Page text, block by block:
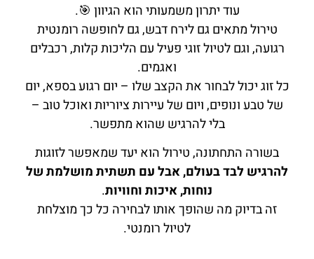
עוד יתרון משמעותי הוא הגיוון 🎯.
טירול מתאים גם לירח דבש, גם לחופשה רומנטית
רגועה, וגם לטיול זוגי פעיל עם הליכות קלות, רכבלים
ואגמים.
כל זוג יכול לבחור את הקצב שלו – יום רגוע בספא, יום
של טבע ונופים, ויום של עיירות ציוריות ואוכל טוב –
בלי להרגיש שהוא מתפשר.
בשורה התחתונה, טירול הוא יעד שמאפשר לזוגות
להרגיש לבד בעולם, אבל עם תשתית מושלמת של
נוחות, איכות וחוויות.
זה בדיוק מה שהופך אותו לבחירה כל כך מוצלחת
לטיול רומנטי.